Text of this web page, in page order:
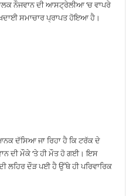
ਨੌਜਵਾਨ ਦੀ ਆਸਟ੍ਰੇਲੀਆ ‘ਚ ਵਾਪਰੇ
ਸਮਾਚਾਰ ਪ੍ਰਾਪਤ ਹੋਇਆ ਹੈ।
ਦੱਸਿਆ ਜਾ ਰਿਹਾ ਹੈ ਕਿ ਟਰੱਕ ਦੇ
ਦੀ ਮੌਕੇ ‘ਤੇ ਹੀ ਮੌਤ ਹੋ ਗਈ। ਇਸ
ਲਹਿਰ ਦੌੜ ਪਈ ਹੈ ਉੱਥੇ ਹੀ ਪਰਿਵਾਰਿਕ